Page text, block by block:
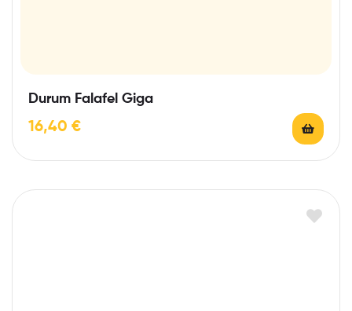
Durum Falafel Giga
16,40 €